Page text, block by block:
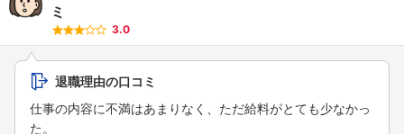
ミ
3.0
退職理由の口コミ
仕事の内容に不満はあまりなく、ただ給料がとても少なかっ
た。